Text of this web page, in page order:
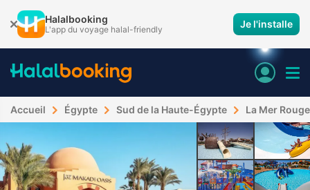
Halalbooking
L'app du voyage halal-friendly Je l'installe
Accueil Égypte Sud de la Haute-Égypte La Mer Rouge